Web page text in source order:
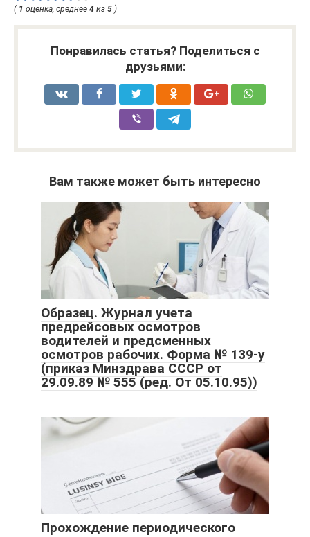
( 1 оценка, среднее 4 из 5 )
Понравилась статья? Поделиться с
друзьями:
Вам также может быть интересно
Образец. Журнал учета
предрейсовых осмотров
водителей и предсменных
осмотров рабочих. Форма № 139-у
(приказ Минздрава СССР от
29.09.89 № 555 (ред. От 05.10.95))
Прохождение периодического